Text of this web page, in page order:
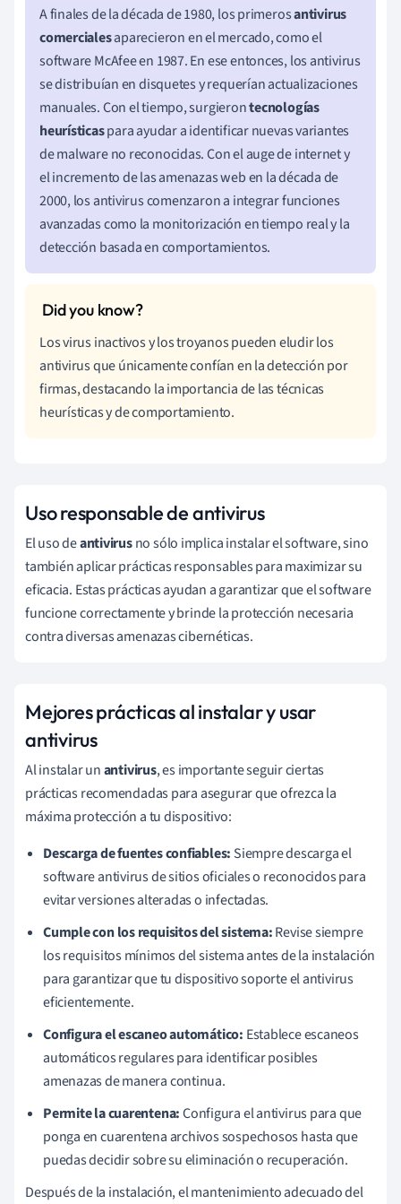
A finales de la década de 1980, los primerosantivirus
comercialesaparecieron en el mercado, como el
software McAfee en 1987. En ese entonces, los antivirus
se distribuían en disquetes y requerían actualizaciones
manuales. Con el tiempo, surgierontecnologías
heurísticaspara ayudar a identificar nuevas variantes
de malware no reconocidas. Con el auge de internet y
el incremento de las amenazas web en la década de
2000, los antivirus comenzaron a integrar funciones
avanzadas como la monitorización en tiempo real y la
detección basada en comportamientos.
Los virus inactivos y los troyanos pueden eludir los
antivirus que únicamente confían en la detección por
firmas, destacando la importancia de las técnicas
heurísticas y de comportamiento.
Uso responsable de antivirus
El uso deantivirusno sólo implica instalar el software, sino
también aplicar prácticas responsables para maximizar su
eficacia. Estas prácticas ayudan a garantizar que el software
funcione correctamente y brinde la protección necesaria
contra diversas amenazas cibernéticas.
Mejores prácticas al instalar y usar
antivirus
Al instalar unantivirus, es importante seguir ciertas
prácticas recomendadas para asegurar que ofrezca la
máxima protección a tu dispositivo:
Descarga de fuentes confiables: Siempre descarga el
software antivirus de sitios oficiales o reconocidos para
evitar versiones alteradas o infectadas.
Cumple con los requisitos del sistema:Revise siempre
los requisitos mínimos del sistema antes de la instalación
para garantizar que tu dispositivo soporte el antivirus
eficientemente.
Configura el escaneo automático: Establece escaneos
automáticos regulares para identificar posibles
amenazas de manera continua.
Permite la cuarentena:Configura el antivirus para que
ponga en cuarentena archivos sospechosos hasta que
puedas decidir sobre su eliminación o recuperación.
Después de la instalación, el mantenimiento adecuado del